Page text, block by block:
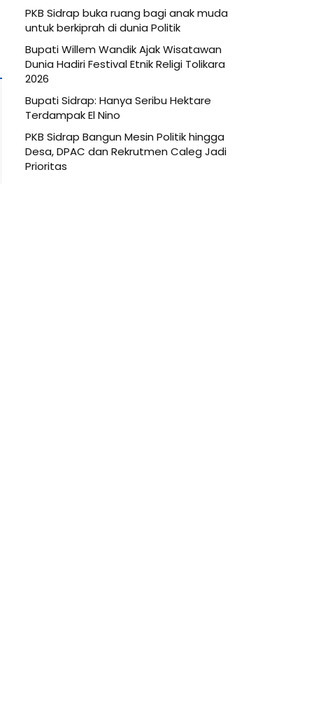
PKB Sidrap buka ruang bagi anak muda
untuk berkiprah di dunia Politik
Bupati Willem Wandik Ajak Wisatawan
Dunia Hadiri Festival Etnik Religi Tolikara
2026
Bupati Sidrap: Hanya Seribu Hektare
Terdampak El Nino
PKB Sidrap Bangun Mesin Politik hingga
Desa, DPAC dan Rekrutmen Caleg Jadi
Prioritas